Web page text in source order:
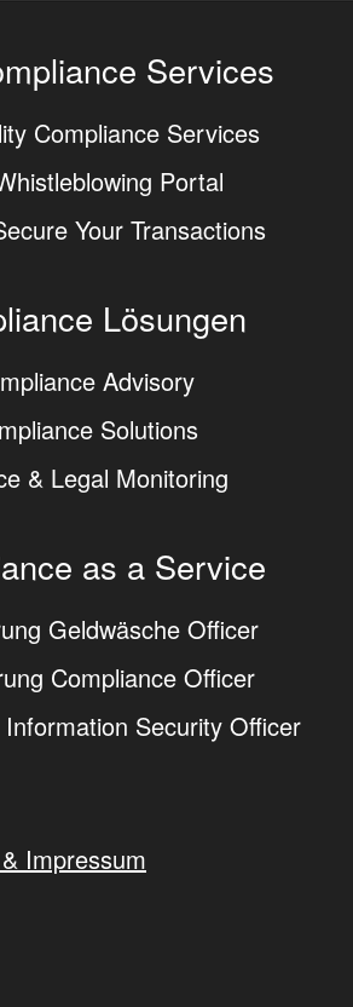
Services
Compliance Services
Portal
Your Transactions
Lösungen
Advisory
Solutions
& Legal Monitoring
as a Service
Geldwäsche Officer
Compliance Officer
Security Officer
Impressum